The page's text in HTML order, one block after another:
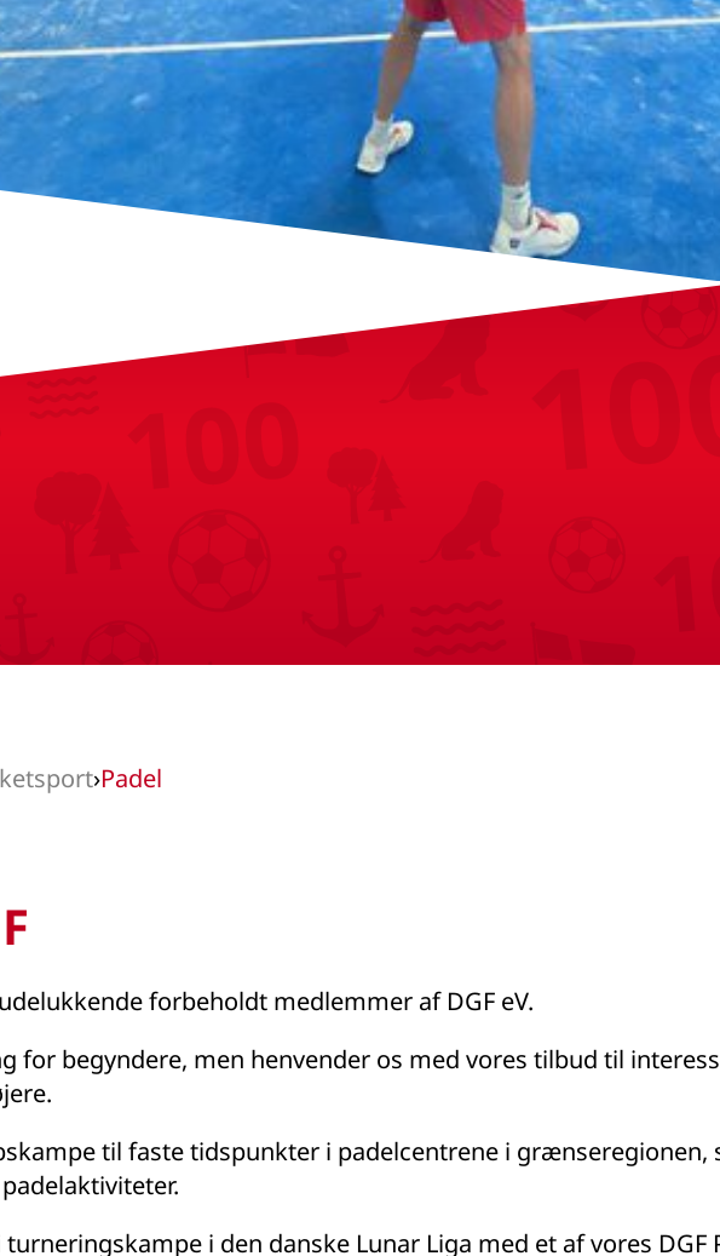
›Padel
forbeholdt medlemmer af DGF eV.
for begyndere, men henvender os med vores tilbud til
til faste tidspunkter i padelcentrene i grænseregionen,
i den danske Lunar Liga med et af vores DGF